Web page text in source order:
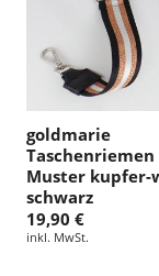
goldmarie
Taschenriemen
Muster kupfer-
schwarz
19,90 €
inkl. MwSt.